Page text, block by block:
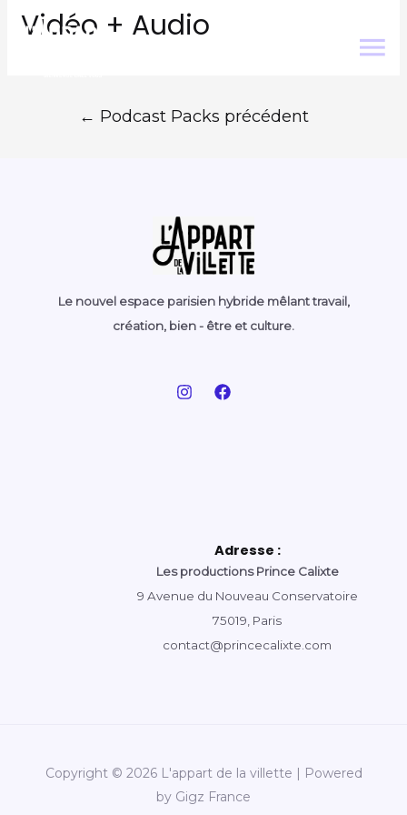
Vidéo + Audio
← Podcast Packs précédent
Le nouvel espace parisien hybride mêlant travail,
création, bien - être et culture.
Adresse :
Les productions Prince Calixte
9 Avenue du Nouveau Conservatoire
75019, Paris
contact@princecalixte.com
Copyright © 2026 L'appart de la villette | Powered
by Gigz France